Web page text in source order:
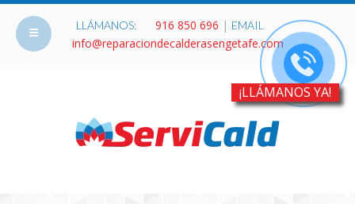
LLÁMANOS: 916 850 696 | EMAIL
info@reparaciondecalderasengetafe.com
¡LLÁMANOS YA!